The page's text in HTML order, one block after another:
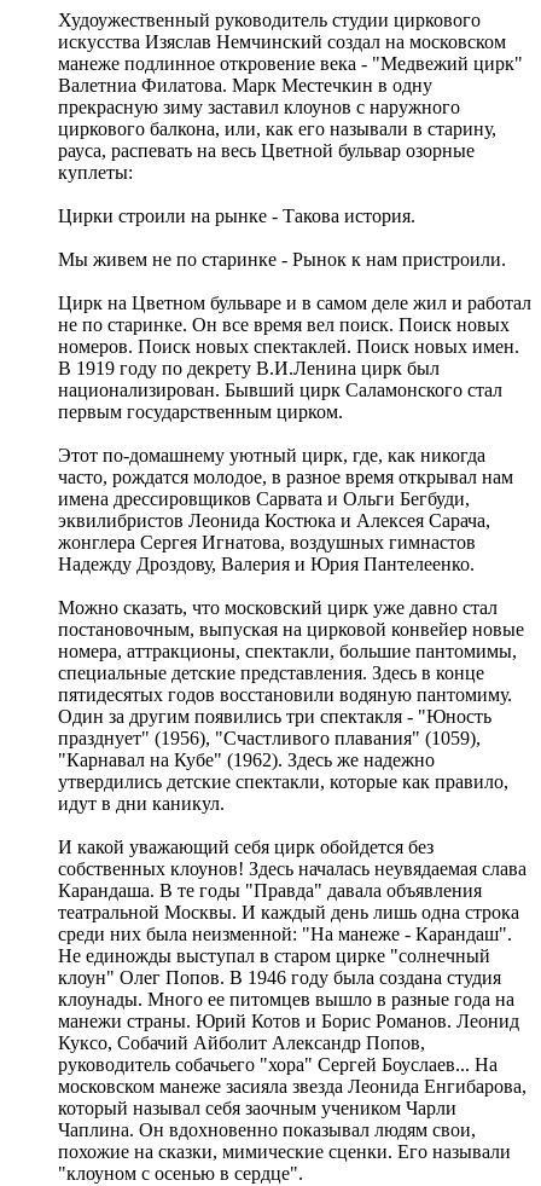
Худоужественный руководитель студии циркового
искусства Изяслав Немчинский создал на московском
манеже подлинное откровение века - "Медвежий цирк"
Валетниа Филатова. Марк Местечкин в одну
прекрасную зиму заставил клоунов с наружного
циркового балкона, или, как его называли в старину,
рауса, распевать на весь Цветной бульвар озорные
куплеты:
Цирки строили на рынке - Такова история.
Мы живем не по старинке - Рынок к нам пристроили.
Цирк на Цветном бульваре и в самом деле жил и работал
не по старинке. Он все время вел поиск. Поиск новых
номеров. Поиск новых спектаклей. Поиск новых имен.
В 1919 году по декрету В.И.Ленина цирк был
национализирован. Бывший цирк Саламонского стал
первым государственным цирком.
Этот по-домашнему уютный цирк, где, как никогда
часто, рождатся молодое, в разное время открывал нам
имена дрессировщиков Сарвата и Ольги Бегбуди,
эквилибристов Леонида Костюка и Алексея Сарача,
жонглера Сергея Игнатова, воздушных гимнастов
Надежду Дроздову, Валерия и Юрия Пантелеенко.
Можно сказать, что московский цирк уже давно стал
постановочным, выпуская на цирковой конвейер новые
номера, аттракционы, спектакли, большие пантомимы,
специальные детские представления. Здесь в конце
пятидесятых годов восстановили водяную пантомиму.
Один за другим появились три спектакля - "Юность
празднует" (1956), "Счастливого плавания" (1059),
"Карнавал на Кубе" (1962). Здесь же надежно
утвердились детские спектакли, которые как правило,
идут в дни каникул.
И какой уважающий себя цирк обойдется без
собственных клоунов! Здесь началась неувядаемая слава
Карандаша. В те годы "Правда" давала объявления
театральной Москвы. И каждый день лишь одна строка
среди них была неизменной: "На манеже - Карандаш".
Не единожды выступал в старом цирке "солнечный
клоун" Олег Попов. В 1946 году была создана студия
клоунады. Много ее питомцев вышло в разные года на
манежи страны. Юрий Котов и Борис Романов. Леонид
Куксо, Собачий Айболит Александр Попов,
руководитель собачьего "хора" Сергей Боуслаев... На
московском манеже засияла звезда Леонида Енгибарова,
который называл себя заочным учеником Чарли
Чаплина. Он вдохновенно показывал людям свои,
похожие на сказки, мимические сценки. Его называли
"клоуном с осенью в сердце".